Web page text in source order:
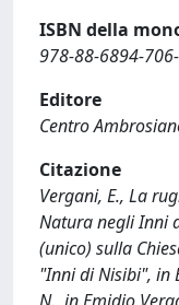
ISBN della
978-88-6894-
Editore
Centro
Citazione
Vergani, E., La
Natura negli Inni
(unico) sulla
"Inni di Nisibi", in